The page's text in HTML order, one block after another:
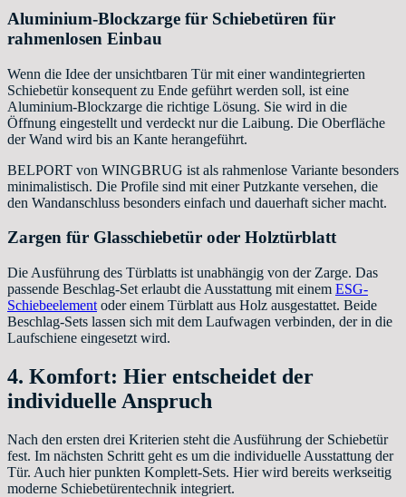
Aluminium-Blockzarge für Schiebetüren für
rahmenlosen Einbau
Wenn die Idee der unsichtbaren Tür mit einer wandintegrierten
Schiebetür konsequent zu Ende geführt werden soll, ist eine
Aluminium-Blockzarge die richtige Lösung. Sie wird in die
Öffnung eingestellt und verdeckt nur die Laibung. Die Oberfläche
der Wand wird bis an Kante herangeführt.
BELPORT von WINGBRUG ist als rahmenlose Variante besonders
minimalistisch. Die Profile sind mit einer Putzkante versehen, die
den Wandanschluss besonders einfach und dauerhaft sicher macht.
Zargen für Glasschiebetür oder Holztürblatt
Die Ausführung des Türblatts ist unabhängig von der Zarge. Das
passende Beschlag-Set erlaubt die Ausstattung mit einem ESG-
Schiebeelement oder einem Türblatt aus Holz ausgestattet. Beide
Beschlag-Sets lassen sich mit dem Laufwagen verbinden, der in die
Laufschiene eingesetzt wird.
4. Komfort: Hier entscheidet der
individuelle Anspruch
Nach den ersten drei Kriterien steht die Ausführung der Schiebetür
fest. Im nächsten Schritt geht es um die individuelle Ausstattung der
Tür. Auch hier punkten Komplett-Sets. Hier wird bereits werkseitig
moderne Schiebetürentechnik integriert.